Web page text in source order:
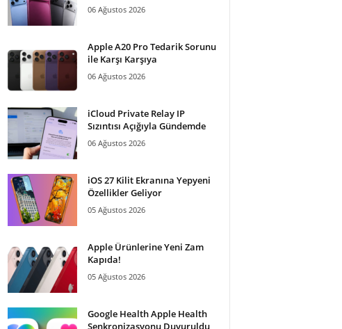
06 Ağustos 2026
Apple A20 Pro Tedarik Sorunu
ile Karşı Karşıya
06 Ağustos 2026
iCloud Private Relay IP
Sızıntısı Açığıyla Gündemde
06 Ağustos 2026
iOS 27 Kilit Ekranına Yepyeni
Özellikler Geliyor
05 Ağustos 2026
Apple Ürünlerine Yeni Zam
Kapıda!
05 Ağustos 2026
Google Health Apple Health
Senkronizasyonu Duyuruldu